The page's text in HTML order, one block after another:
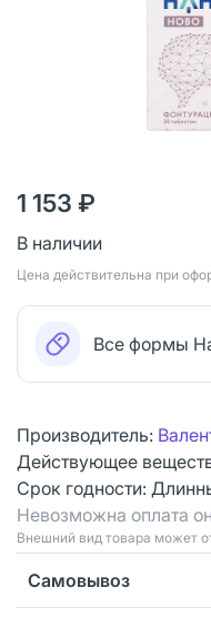
1 153 ₽
В наличии
Цена действительна при
Все формы
Производитель:
Действующее
Срок годности:
Невозможна оплата
Bнешний вид товара может
Самовывоз